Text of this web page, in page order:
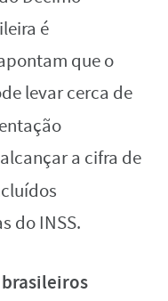
é
que o
levar cerca de
a cifra de
do INSS.
brasileiros